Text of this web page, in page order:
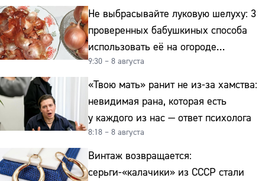
Не выбрасывайте луковую шелуху: 3
проверенных бабушкиных способа
использовать её на огороде
и для здоровья этой зимой
9:30 – 8 августа
«Твою мать» ранит не из-за хамства:
невидимая рана, которая есть
у каждого из нас — ответ психолога
8:18 – 8 августа
Винтаж возвращается:
серьги-«калачики» из СССР стали